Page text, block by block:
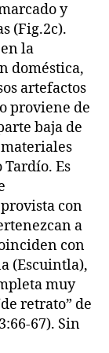
y
(Fig.2c).
la
doméstica,
artefactos
proviene de
baja de
Tardío. Es
con
a
con
(Escuintla),
muy
retrato” de
67). Sin